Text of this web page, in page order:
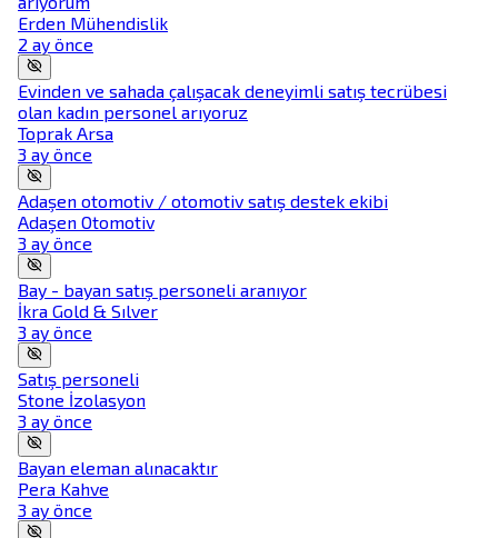
Erden Mühendislik
2 ay önce
Evinden ve sahada çalışacak deneyimli satış tecrübesi
olan kadın personel arıyoruz
Toprak Arsa
3 ay önce
Adaşen otomotiv / otomotiv satış destek ekibi
Adaşen Otomotiv
3 ay önce
Bay - bayan satış personeli aranıyor
İkra Gold & Sılver
3 ay önce
Satış personeli
Stone İzolasyon
3 ay önce
Bayan eleman alınacaktır
Pera Kahve
3 ay önce